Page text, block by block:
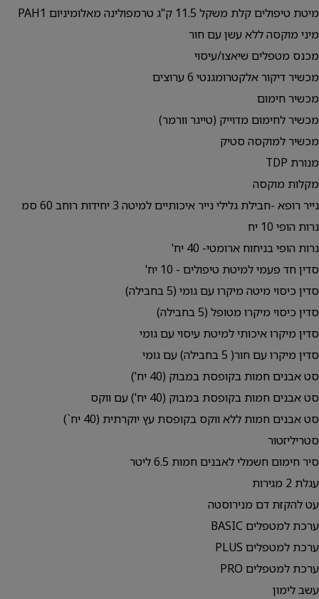
מיטת טיפולים קלת משקל 11.5 ק"ג טרמפולינה מאלומיניום PAH1
מיני מוקסה ללא עשן עם חור
מכנס מטפלים שיאצו/עיסוי
מכשיר דיקור אלקטרומגנטי 6 ערוצים
מכשיר חימום
מכשיר לחימום מדוייק (טייגר וורמר)
מכשיר למוקסה סטיק
מנורת TDP
מקלות מוקסה
נייר רופא -חבילת גלילי נייר איכותיים למיטה 3 יחידות רוחב 60 סמ
נרות הופי 10 יח
נרות הופי בניחוח ארומטי- 40 יח'
סדין חד פעמי למיטת טיפולים - 10 יח'
סדין כיסוי מיטה מיקרו עם גומי (5 בחבילה)
סדין כיסוי מיקרו מטופל (5 בחבילה)
סדין מיקרו איכותי למיטת עיסוי עם גומי
סדין מיקרו עם חור( 5 בחבילה) עם גומי
סט אבנים חמות בקופסת במבוק (40 יח')
סט אבנים חמות בקופסת במבוק (40 יח') עם ווקס
סט אבנים חמות ללא ווקס בקופסת עץ יוקרתית (40 יח`)
סטריליזטור
סיר חימום חשמלי לאבנים חמות 6.5 ליטר
עגלת 2 מגירות
עט להקזת דם מנירוסטה
ערכת למטפלים BASIC
ערכת למטפלים PLUS
ערכת למטפלים PRO
עשב לימון